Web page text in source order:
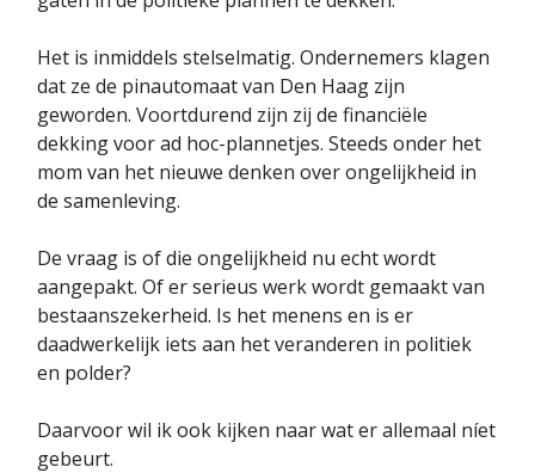
Het is inmiddels stelselmatig. Ondernemers klagen
dat ze de pinautomaat van Den Haag zijn
geworden. Voortdurend zijn zij de financiële
dekking voor ad hoc-plannetjes. Steeds onder het
mom van het nieuwe denken over ongelijkheid in
de samenleving.
De vraag is of die ongelijkheid nu echt wordt
aangepakt. Of er serieus werk wordt gemaakt van
bestaanszekerheid. Is het menens en is er
daadwerkelijk iets aan het veranderen in politiek
en polder?
Daarvoor wil ik ook kijken naar wat er allemaal níet
gebeurt.